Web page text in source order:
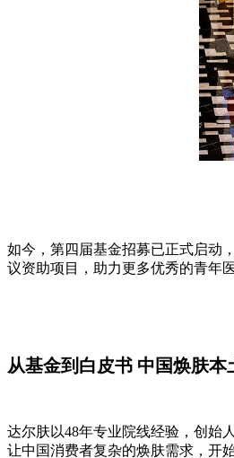
如今，第四届基金招募已正式启动
议资助项目，助力更多优秀的青年
从基金到白皮书 中国焕肤本
达尔肤以48年专业院线经验，创始
让中国消费者复杂的焕肤需求，开